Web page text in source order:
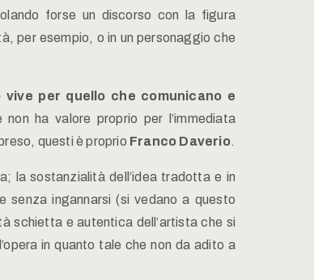
forse un discorso con la figura
per esempio, o in un personaggio che
vive per quello che comunicano e
ha valore proprio per l’immediata
questi è proprio Franco Daverio.
la sostanzialità dell’idea tradotta e in
senza ingannarsi (si vedano a questo
schietta e autentica dell’artista che si
in quanto tale che non da adito a